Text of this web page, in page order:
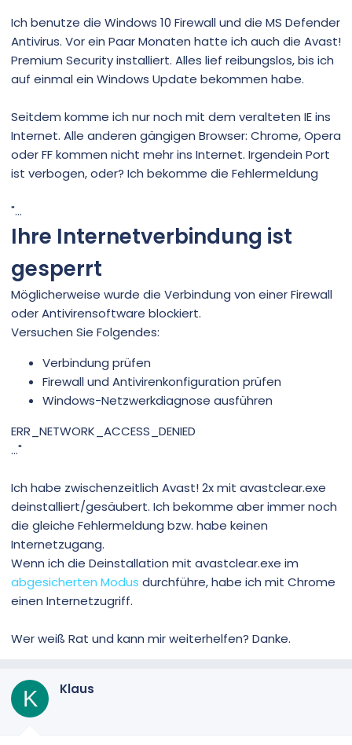
Ich benutze die Windows 10 Firewall und die MS Defender
Antivirus. Vor ein Paar Monaten hatte ich auch die Avast!
Premium Security installiert. Alles lief reibungslos, bis ich
auf einmal ein Windows Update bekommen habe.
Seitdem komme ich nur noch mit dem veralteten IE ins
Internet. Alle anderen gängigen Browser: Chrome, Opera
oder FF kommen nicht mehr ins Internet. Irgendein Port
ist verbogen, oder? Ich bekomme die Fehlermeldung
"...
Ihre Internetverbindung ist
gesperrt
Möglicherweise wurde die Verbindung von einer Firewall
oder Antivirensoftware blockiert.
Versuchen Sie Folgendes:
Verbindung prüfen
Firewall und Antivirenkonfiguration prüfen
Windows-Netzwerkdiagnose ausführen
ERR_NETWORK_ACCESS_DENIED
…"
Ich habe zwischenzeitlich Avast! 2x mit avastclear.exe
deinstalliert/gesäubert. Ich bekomme aber immer noch
die gleiche Fehlermeldung bzw. habe keinen
Internetzugang.
Wenn ich die Deinstallation mit avastclear.exe im
abgesicherten Modus durchführe, habe ich mit Chrome
einen Internetzugriff.
Wer weiß Rat und kann mir weiterhelfen? Danke.
K Klaus